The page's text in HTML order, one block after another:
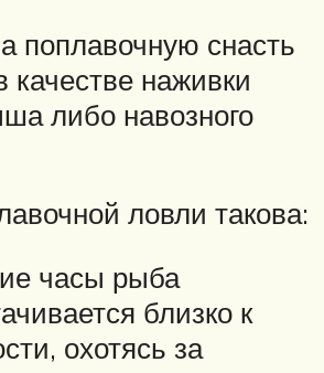
поплавочную снасть
качестве наживки
либо навозного
ловли такова:
часы рыба
близко к
охотясь за